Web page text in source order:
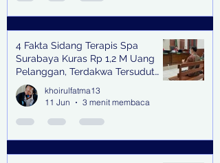
4 Fakta Sidang Terapis Spa
Surabaya Kuras Rp 1,2 M Uang
Pelanggan, Terdakwa Tersudut
oleh Keterangan Saksi Kunci
khoirulfatma13
11 Jun
3 menit membaca